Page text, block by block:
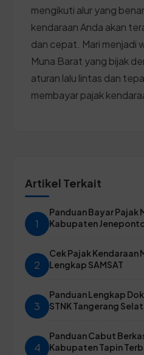
mengikuti alur yang
kendaraan Anda akan
dan cepat. Mari menjadi
Muna Barat yang bijak
aturan lalu lintas dan
membayar pajak
Artikel Terkait
1
Panduan Bayar Pajak
Kabupaten
2
Cek Pajak Kendaraan
Lengkap SAMSAT
3
Panduan Lengkap
STNK Tangerang
4
Panduan Cabut
Kabupaten Tapin